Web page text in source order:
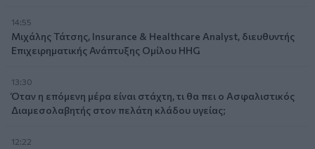
14:55
Μιχάλης Τάτσης, Insurance & Healthcare Analyst, διευθυντής
Επιχειρηματικής Ανάπτυξης Ομίλου HHG
13:30
Όταν η επόμενη μέρα είναι στάχτη, τι θα πει ο Ασφαλιστικός
Διαμεσολαβητής στον πελάτη κλάδου υγείας;
12:22